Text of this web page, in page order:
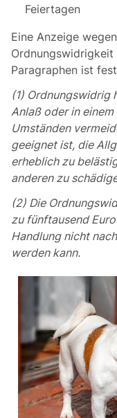
Feiertagen
Eine Anzeige
Ordnungswidrigkeit
Paragraphen ist
(1) Ordnungswidrig
Anlaß oder in
Umständen
geeignet ist, die
erheblich zu
anderen zu
(2) Die
zu fünftausend
Handlung nicht
werden kann.